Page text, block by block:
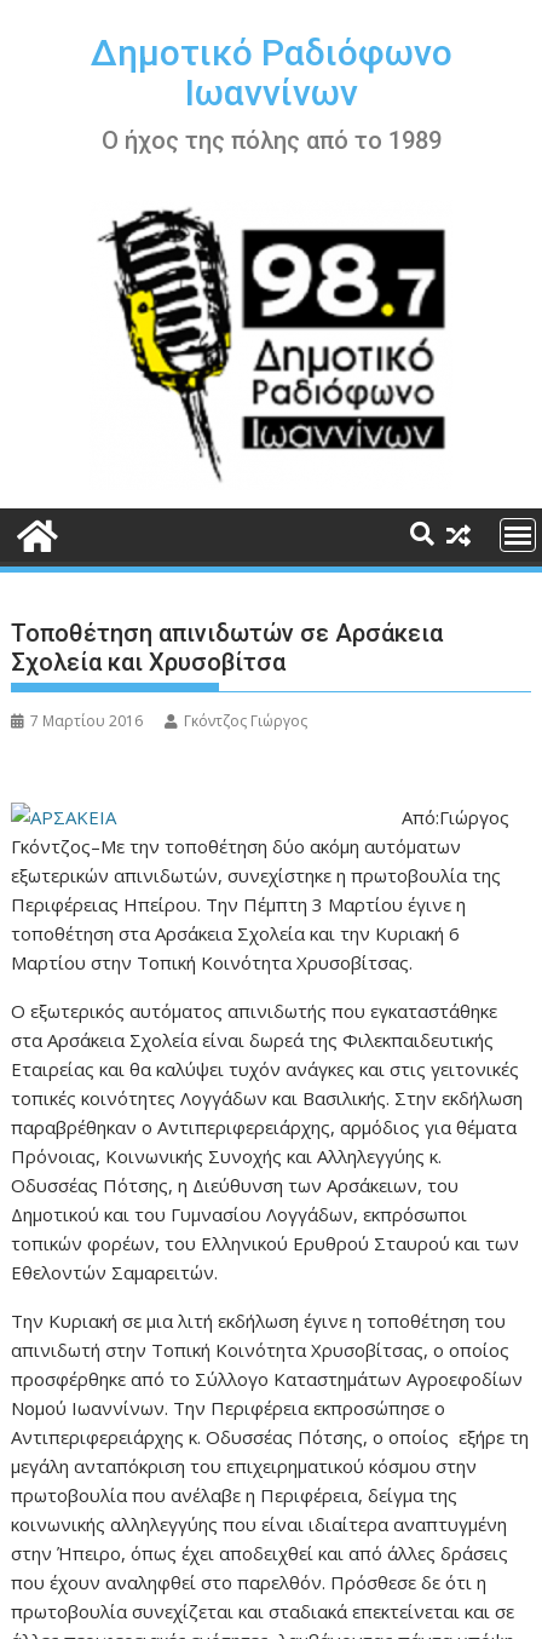
περιεχόμενοΔημοτικό Ραδιόφωνο
Ιωαννίνων
Ο ήχος της πόλης από το 1989
Τοποθέτηση απινιδωτών σε Αρσάκεια
Σχολεία και Χρυσοβίτσα
7 Μαρτίου 2016 Γκόντζος Γιώργος
Από:Γιώργος
Γκόντζος–Με την τοποθέτηση δύο ακόμη αυτόματων
εξωτερικών απινιδωτών, συνεχίστηκε η πρωτοβουλία της
Περιφέρειας Ηπείρου. Την Πέμπτη 3 Μαρτίου έγινε η
τοποθέτηση στα Αρσάκεια Σχολεία και την Κυριακή 6
Μαρτίου στην Τοπική Κοινότητα Χρυσοβίτσας.
Ο εξωτερικός αυτόματος απινιδωτής που εγκαταστάθηκε
στα Αρσάκεια Σχολεία είναι δωρεά της Φιλεκπαιδευτικής
Εταιρείας και θα καλύψει τυχόν ανάγκες και στις γειτονικές
τοπικές κοινότητες Λογγάδων και Βασιλικής. Στην εκδήλωση
παραβρέθηκαν ο Αντιπεριφερειάρχης, αρμόδιος για θέματα
Πρόνοιας, Κοινωνικής Συνοχής και Αλληλεγγύης κ.
Οδυσσέας Πότσης, η Διεύθυνση των Αρσάκειων, του
Δημοτικού και του Γυμνασίου Λογγάδων, εκπρόσωποι
τοπικών φορέων, του Ελληνικού Ερυθρού Σταυρού και των
Εθελοντών Σαμαρειτών.
Την Κυριακή σε μια λιτή εκδήλωση έγινε η τοποθέτηση του
απινιδωτή στην Τοπική Κοινότητα Χρυσοβίτσας, ο οποίος
προσφέρθηκε από το Σύλλογο Καταστημάτων Αγροεφοδίων
Νομού Ιωαννίνων. Την Περιφέρεια εκπροσώπησε ο
Αντιπεριφερειάρχης κ. Οδυσσέας Πότσης, ο οποίος εξήρε τη
μεγάλη ανταπόκριση του επιχειρηματικού κόσμου στην
πρωτοβουλία που ανέλαβε η Περιφέρεια, δείγμα της
κοινωνικής αλληλεγγύης που είναι ιδιαίτερα αναπτυγμένη
στην Ήπειρο, όπως έχει αποδειχθεί και από άλλες δράσεις
που έχουν αναληφθεί στο παρελθόν. Πρόσθεσε δε ότι η
πρωτοβουλία συνεχίζεται και σταδιακά επεκτείνεται και σε